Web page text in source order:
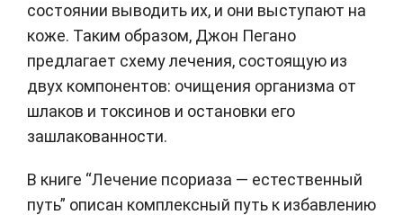
состоянии выводить их, и они выступают на
коже. Таким образом, Джон Пегано
предлагает схему лечения, состоящую из
двух компонентов: очищения организма от
шлаков и токсинов и остановки его
зашлакованности.
В книге “Лечение псориаза — естественный
путь” описан комплексный путь к избавлению